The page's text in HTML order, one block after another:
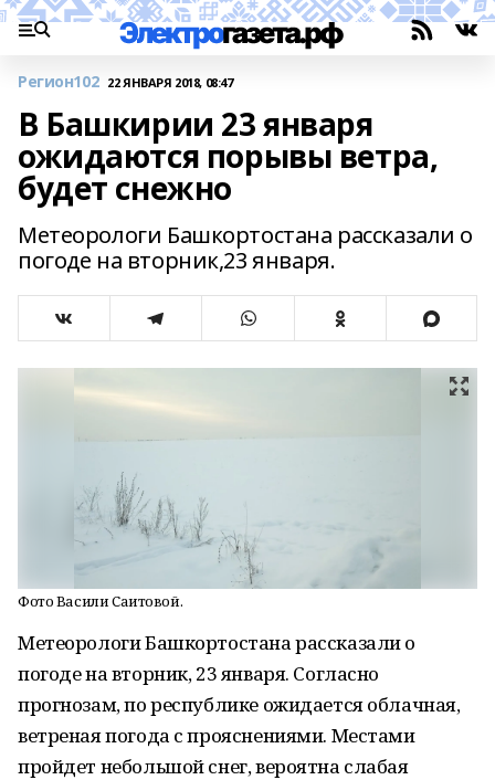
Регион102 22 ЯНВАРЯ 2018, 08:47
В Башкирии 23 января
ожидаются порывы ветра,
будет снежно
Метеорологи Башкортостана рассказали о
погоде на вторник,23 января.
Фото Васили Саитовой.
Метеорологи Башкортостана рассказали о
погоде на вторник, 23 января. Согласно
прогнозам, по республике ожидается облачная,
ветреная погода с прояснениями. Местами
пройдет небольшой снег, вероятна слабая